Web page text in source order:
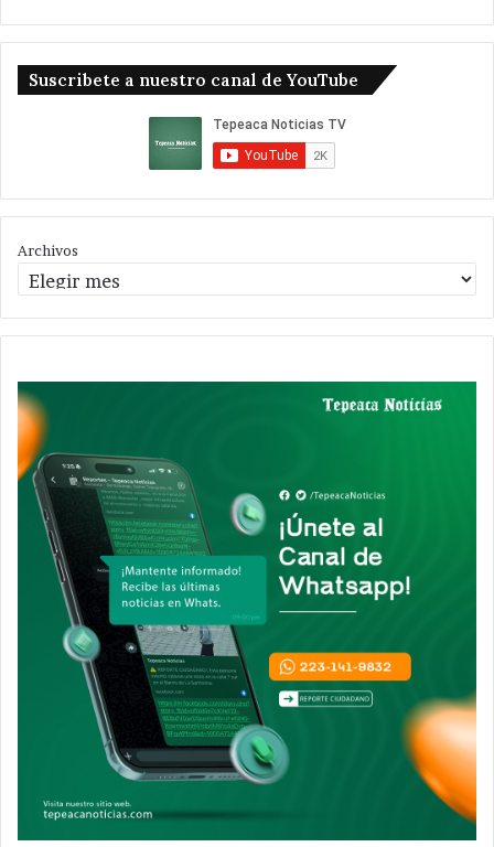
Suscribete a nuestro canal de YouTube
Archivos